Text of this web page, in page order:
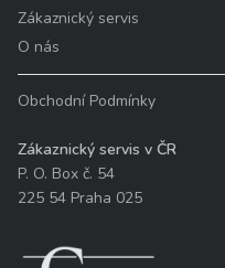
Zákaznický servis
O nás
Obchodní Podmínky
Zákaznický servis v ČR
P. O. Box č. 54
225 54 Praha 025